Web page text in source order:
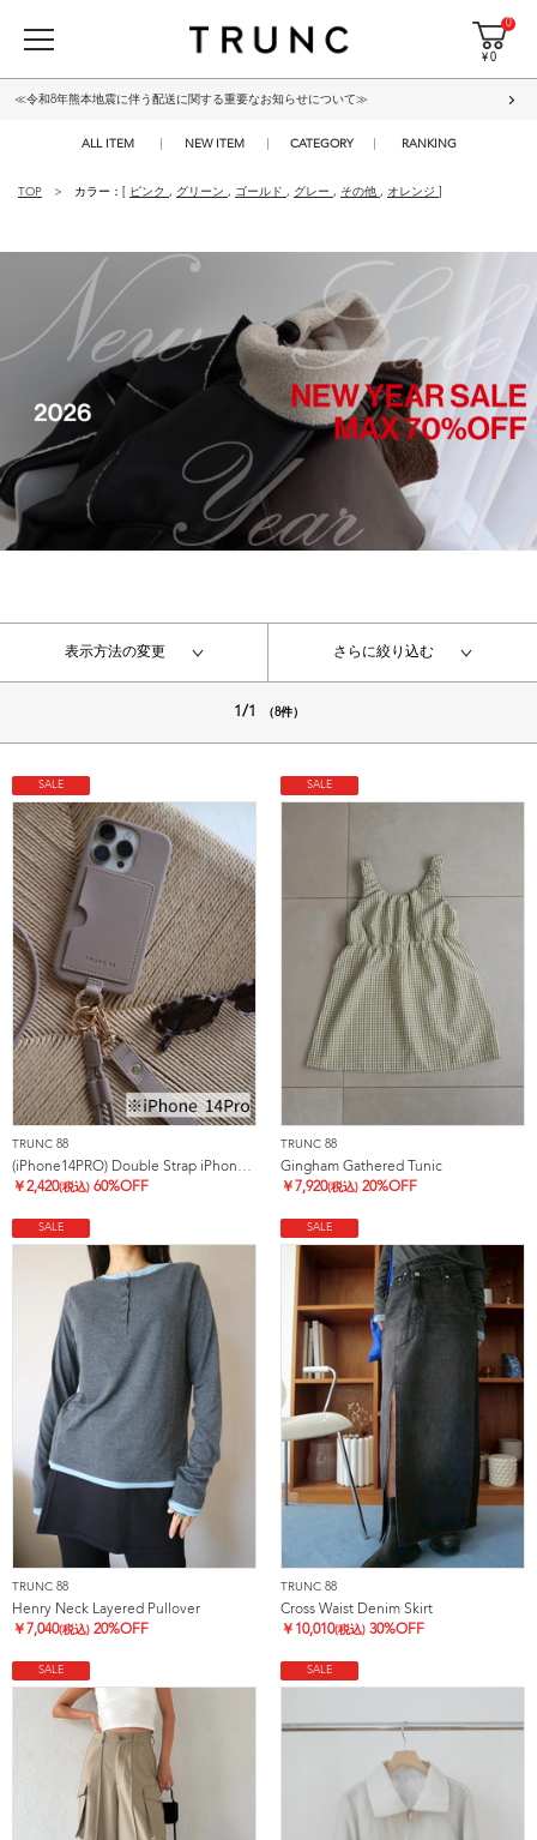
0
¥ 0
≪令和8年熊本地震に伴う配送に関する重要なお知らせについて≫
ALL ITEM NEW ITEM CATEGORY RANKING
TOP カラー：[ ピンク , グリーン , ゴールド , グレー , その他 , オレンジ
表示方法の変更 さらに絞り込む
1/1 （8件）
SALE
TRUNC 88
(iPhone14PRO) Double Strap iPhone Case
￥2,420(税込) 60%OFF
SALE
TRUNC 88
Gingham Gathered Tunic
￥ 7,920(税込) 20%OFF
SALE
TRUNC 88
Henry Neck Layered Pullover
￥ 7,040(税込) 20%OFF
SALE
TRUNC 88
Cross Waist Denim Skirt
￥ 10,010(税込) 30%OFF
SALE SALE